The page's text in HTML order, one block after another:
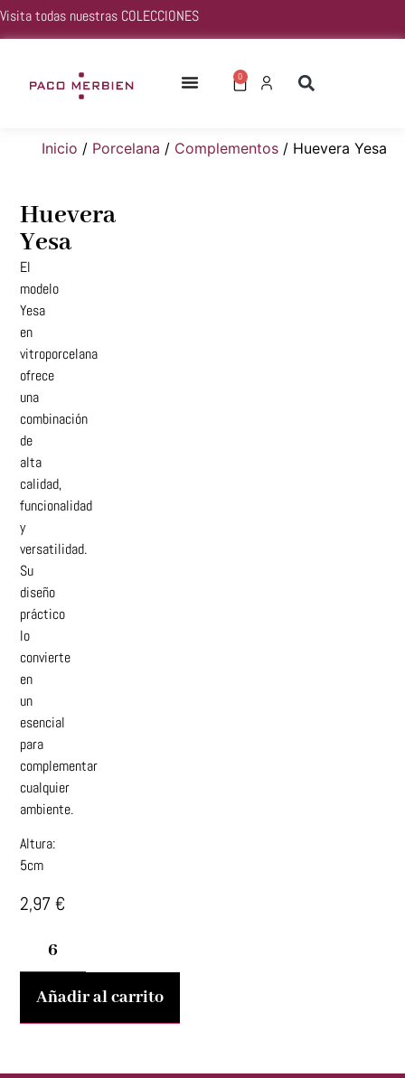
Visita todas nuestras COLECCIONES
0
Inicio / Porcelana / Complementos/ Huevera Yesa
Huevera
Yesa
El
modelo
Yesa
en
vitroporcelana
ofrece
una
combinación
de
alta
calidad,
funcionalidad
y
versatilidad.
Su
diseño
práctico
lo
convierte
en
un
esencial
para
complementar
cualquier
ambiente.
Altura:
5cm
2,97€
Añadir al carrito